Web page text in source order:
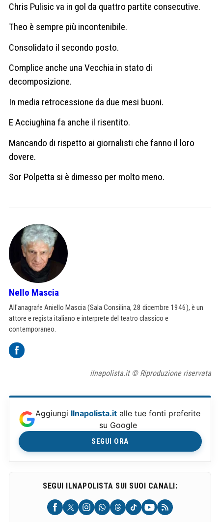
Chris Pulisic va in gol da quattro partite consecutive.
Theo è sempre più incontenibile.
Consolidato il secondo posto.
Complice anche una Vecchia in stato di
decomposizione.
In media retrocessione da due mesi buoni.
E Acciughina fa anche il risentito.
Mancando di rispetto ai giornalisti che fanno il loro
dovere.
Sor Polpetta si è dimesso per molto meno.
Nello Mascia
All'anagrafe Aniello Mascia (Sala Consilina, 28 dicembre 1946), è un
attore e regista italiano e interprete del teatro classico e
contemporaneo.
ilnapolista.it © Riproduzione riservata
Aggiungi Ilnapolista.it alle tue fonti preferite
su Google
SEGUI ORA
SEGUI ILNAPOLISTA SUI SUOI CANALI: